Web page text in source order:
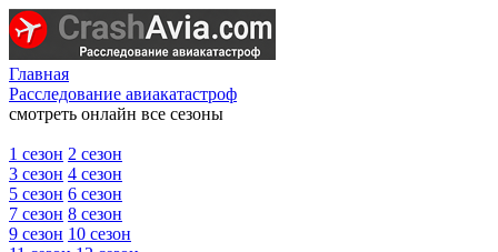
Главная
Расследование авиакатастроф
смотреть онлайн все сезоны
1 сезон 2 сезон
3 сезон 4 сезон
5 сезон 6 сезон
7 сезон 8 сезон
9 сезон 10 сезон